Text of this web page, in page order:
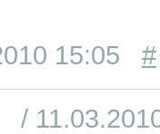
15:05 #
/